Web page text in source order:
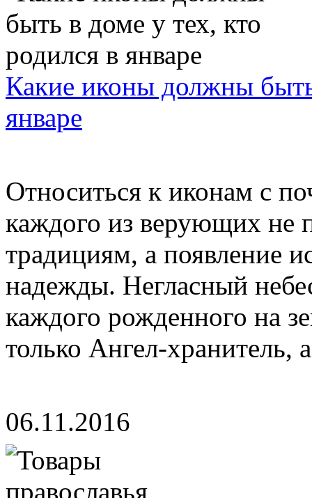
Какие иконы должны
январе
Относиться к иконам с
каждого из верующих не
традициям, а появление
надежды. Негласный
каждого рожденного на
только Ангел-хранитель,
06.11.2016